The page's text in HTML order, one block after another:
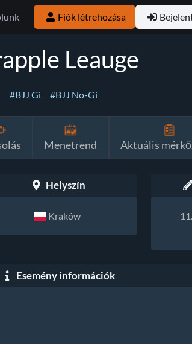
Fiók létrehozása
Leauge
#BJJ Gi #BJJ No-Gi
Menetrend Aktuális
Helyszín
Kraków
Esemény információk